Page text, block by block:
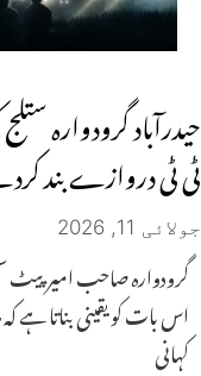
حیدرآباد گرودوارہ
ٹی ٹی دروازے بند
جولائی 11, 2026
گرودوارہ صاحب امیرپیٹ
اس بات کو یقینی بناتا
کہانی